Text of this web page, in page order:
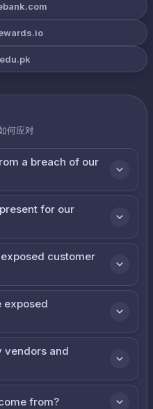
何应对
a breach of our
for our
customer
exposed
vendors and
from?